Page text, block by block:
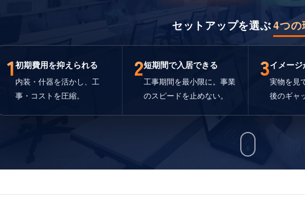
セットアップを選ぶ4つの
1初期費用を抑えられる
内装・什器を活かし、工
事・コストを圧縮。
2短期間で入居できる
工事期間を最小限に。事業
のスピードを止めない。
3イメー
実物を見
後のギャ